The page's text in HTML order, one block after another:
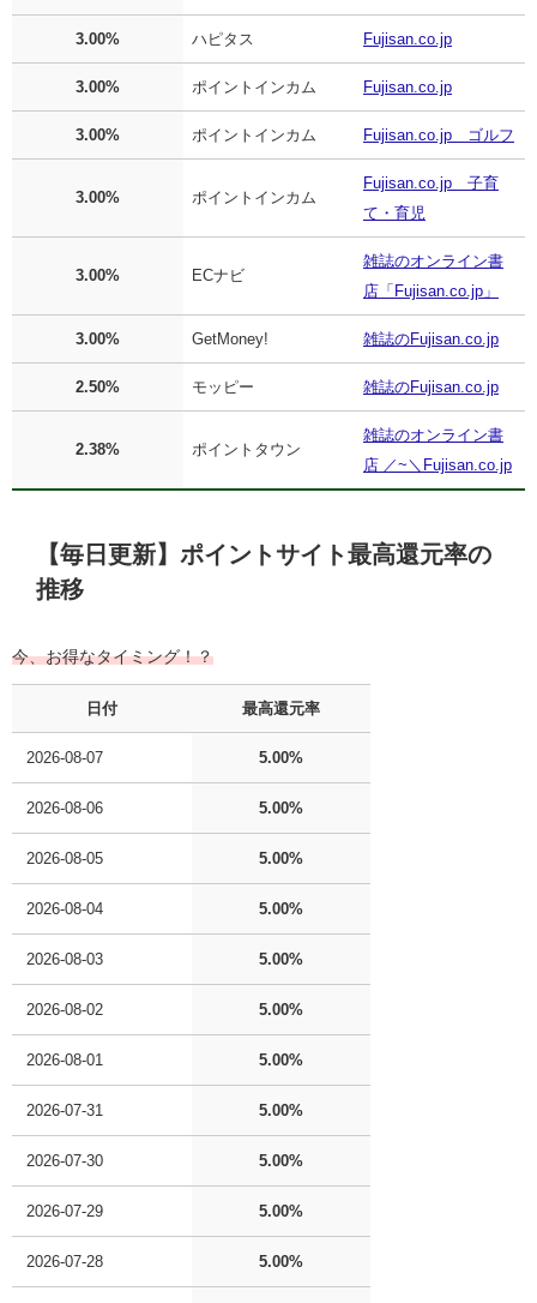
3.00% ハピタス Fujisan.co.jp
3.00% ポイントインカム Fujisan.co.jp
3.00% ポイントインカム Fujisan.co.jp ゴルフ
3.00% ポイントインカム
Fujisan.co.jp 子育
て・育児
3.00% ECナビ
雑誌のオンライン書
店「Fujisan.co.jp」
3.00% GetMoney! 雑誌のFujisan.co.jp
2.50% モッピー 雑誌のFujisan.co.jp
2.38% ポイントタウン
雑誌のオンライン書
店 ／~＼Fujisan.co.jp
【毎日更新】ポイントサイト最高還元率の
推移
今、お得なタイミング！？
日付 最高還元率
2026-08-07 5.00%
2026-08-06 5.00%
2026-08-05 5.00%
2026-08-04 5.00%
2026-08-03 5.00%
2026-08-02 5.00%
2026-08-01 5.00%
2026-07-31 5.00%
2026-07-30 5.00%
2026-07-29 5.00%
2026-07-28 5.00%